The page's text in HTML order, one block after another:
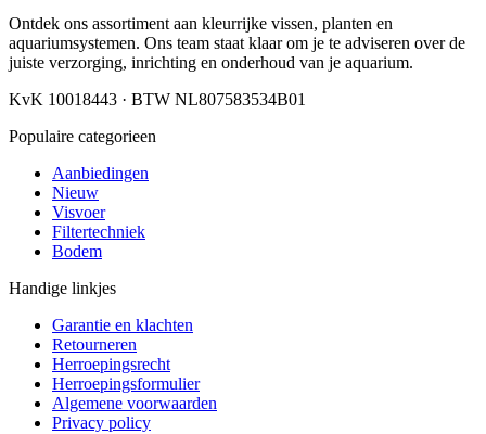
Ontdek ons assortiment aan kleurrijke vissen, planten en
aquariumsystemen. Ons team staat klaar om je te adviseren over de
juiste verzorging, inrichting en onderhoud van je aquarium.
KvK 10018443 · BTW NL807583534B01
Populaire categorieen
Aanbiedingen
Nieuw
Visvoer
Filtertechniek
Bodem
Handige linkjes
Garantie en klachten
Retourneren
Herroepingsrecht
Herroepingsformulier
Algemene voorwaarden
Privacy policy